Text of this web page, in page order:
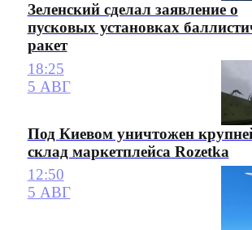
Зеленский сделал заявление о
пусковых установках
ракет
18:25
5 АВГ
Под Киевом уничтожен
склад маркетплейса Rozetka
12:50
5 АВГ